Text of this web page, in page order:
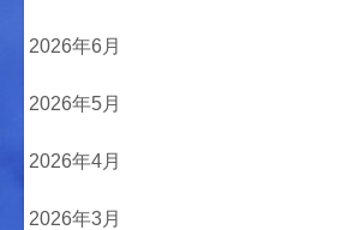
2026年6月
2026年5月
2026年4月
2026年3月